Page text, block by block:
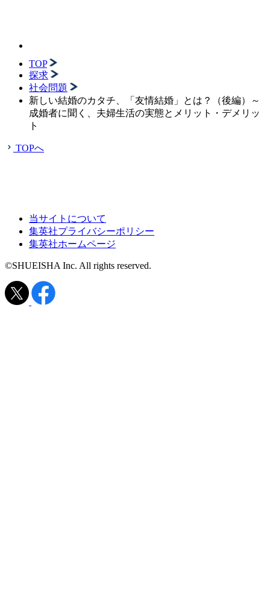
TOP
探求
社会問題
新しい結婚のカタチ、「友情結婚」とは？（後編）～
成婚者に聞く、夫婦生活の実態とメリット・デメリッ
ト
TOPへ
当サイトについて
集英社プライバシーポリシー
集英社ホームページ
©SHUEISHA Inc. All rights reserved.